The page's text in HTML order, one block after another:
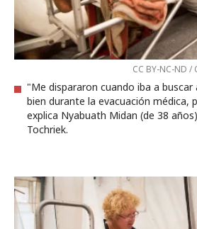
CC BY-NC-ND
"Me dispararon cuando iba a buscar
bien durante la evacuación médica,
explica Nyabuath Midan (de 38
Tochriek.